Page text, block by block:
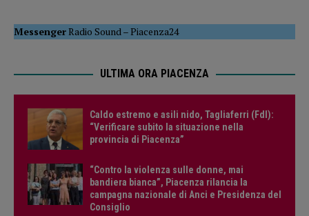
MessengerRadio Sound–Piacenza24
ULTIMA ORA PIACENZA
Caldo estremo e asili nido, Tagliaferri (FdI):
“Verificare subito la situazione nella
provincia di Piacenza”
“Contro la violenza sulle donne, mai
bandiera bianca”, Piacenza rilancia la
campagna nazionale di Anci e Presidenza del
Consiglio